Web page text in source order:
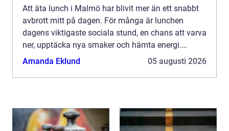
Att äta lunch i Malmö har blivit mer än ett snabbt
avbrott mitt på dagen. För många är lunchen
dagens viktigaste sociala stund, en chans att varva
ner, upptäcka nya smaker och hämta energi.
Stadens restauranger har tagit fasta på det och
Amanda Eklund 05 augusti 2026